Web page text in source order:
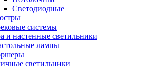
Светодиодные
системы
и настенные светильники
лампы
светильники